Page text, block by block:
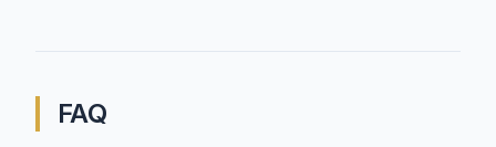
FAQ